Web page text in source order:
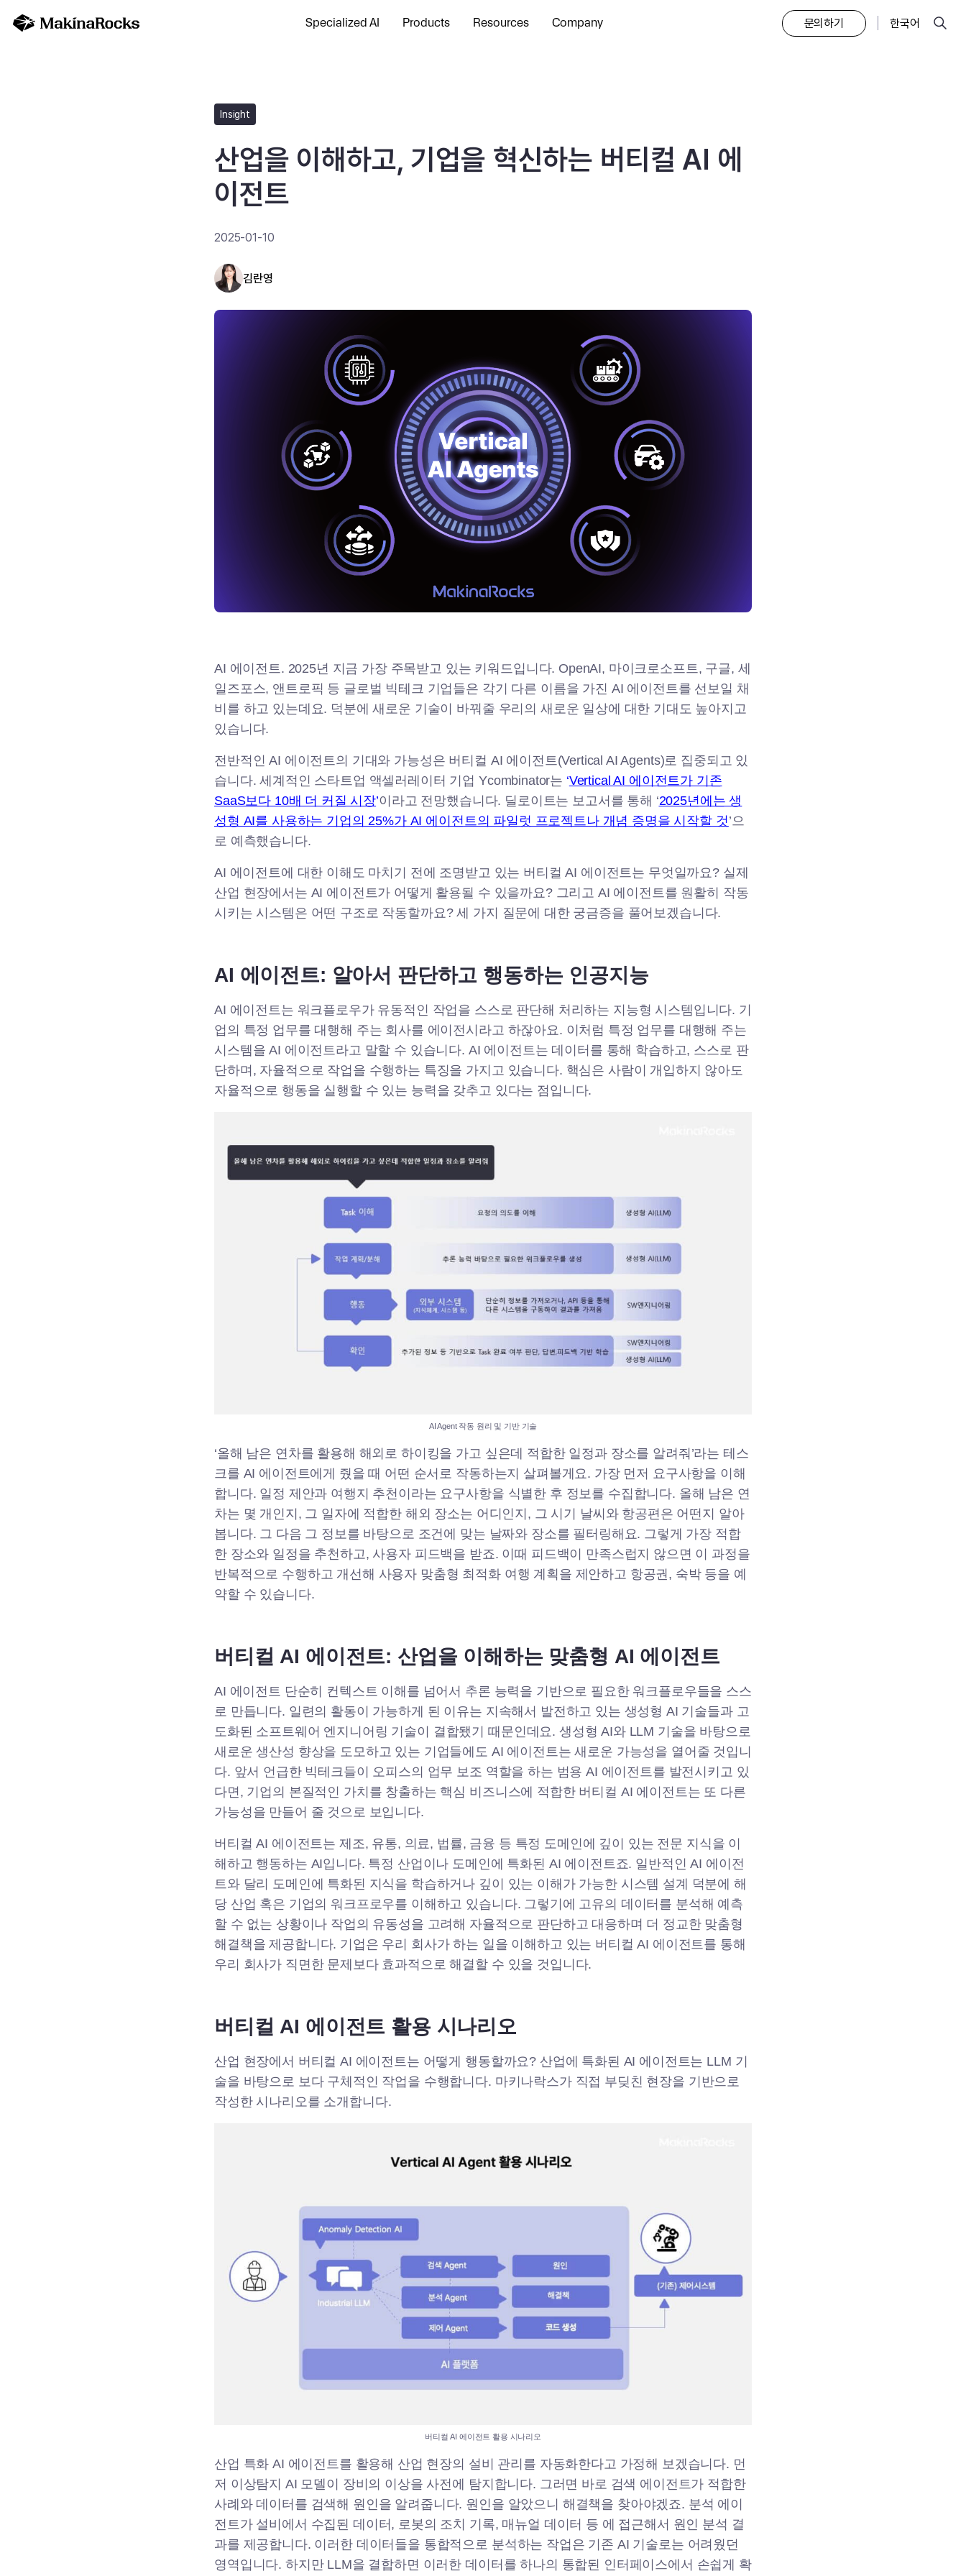
Specialized AI Products Resources Company 문의하기 한국어
검색
Insight
산업을 이해하고, 기업을 혁신하는 버티컬 AI 에
이전트
2025-01-10
김란영
AI 에이전트. 2025년 지금 가장 주목받고 있는 키워드입니다. OpenAI, 마이크로소프트, 구글, 세
일즈포스, 앤트로픽 등 글로벌 빅테크 기업들은 각기 다른 이름을 가진 AI 에이전트를 선보일 채
비를 하고 있는데요. 덕분에 새로운 기술이 바꿔줄 우리의 새로운 일상에 대한 기대도 높아지고
있습니다.
전반적인 AI 에이전트의 기대와 가능성은 버티컬 AI 에이전트(Vertical AI Agents)로 집중되고 있
습니다. 세계적인 스타트업 액셀러레이터 기업 Ycombinator는 ‘Vertical AI 에이전트가 기존
SaaS보다 10배 더 커질 시장’이라고 전망했습니다. 딜로이트는 보고서를 통해 ‘2025년에는 생
성형 AI를 사용하는 기업의 25%가 AI 에이전트의 파일럿 프로젝트나 개념 증명을 시작할 것’으
로 예측했습니다.
AI 에이전트에 대한 이해도 마치기 전에 조명받고 있는 버티컬 AI 에이전트는 무엇일까요? 실제
산업 현장에서는 AI 에이전트가 어떻게 활용될 수 있을까요? 그리고 AI 에이전트를 원활히 작동
시키는 시스템은 어떤 구조로 작동할까요? 세 가지 질문에 대한 궁금증을 풀어보겠습니다.
AI 에이전트: 알아서 판단하고 행동하는 인공지능
AI 에이전트는 워크플로우가 유동적인 작업을 스스로 판단해 처리하는 지능형 시스템입니다. 기
업의 특정 업무를 대행해 주는 회사를 에이전시라고 하잖아요. 이처럼 특정 업무를 대행해 주는
시스템을 AI 에이전트라고 말할 수 있습니다. AI 에이전트는 데이터를 통해 학습하고, 스스로 판
단하며, 자율적으로 작업을 수행하는 특징을 가지고 있습니다. 핵심은 사람이 개입하지 않아도
자율적으로 행동을 실행할 수 있는 능력을 갖추고 있다는 점입니다.
AI Agent 작동 원리 및 기반 기술
‘올해 남은 연차를 활용해 해외로 하이킹을 가고 싶은데 적합한 일정과 장소를 알려줘’라는 테스
크를 AI 에이전트에게 줬을 때 어떤 순서로 작동하는지 살펴볼게요. 가장 먼저 요구사항을 이해
합니다. 일정 제안과 여행지 추천이라는 요구사항을 식별한 후 정보를 수집합니다. 올해 남은 연
차는 몇 개인지, 그 일자에 적합한 해외 장소는 어디인지, 그 시기 날씨와 항공편은 어떤지 알아
봅니다. 그 다음 그 정보를 바탕으로 조건에 맞는 날짜와 장소를 필터링해요. 그렇게 가장 적합
한 장소와 일정을 추천하고, 사용자 피드백을 받죠. 이때 피드백이 만족스럽지 않으면 이 과정을
반복적으로 수행하고 개선해 사용자 맞춤형 최적화 여행 계획을 제안하고 항공권, 숙박 등을 예
약할 수 있습니다.
버티컬 AI 에이전트: 산업을 이해하는 맞춤형 AI 에이전트
AI 에이전트 단순히 컨텍스트 이해를 넘어서 추론 능력을 기반으로 필요한 워크플로우들을 스스
로 만듭니다. 일련의 활동이 가능하게 된 이유는 지속해서 발전하고 있는 생성형 AI 기술들과 고
도화된 소프트웨어 엔지니어링 기술이 결합됐기 때문인데요. 생성형 AI와 LLM 기술을 바탕으로
새로운 생산성 향상을 도모하고 있는 기업들에도 AI 에이전트는 새로운 가능성을 열어줄 것입니
다. 앞서 언급한 빅테크들이 오피스의 업무 보조 역할을 하는 범용 AI 에이전트를 발전시키고 있
다면, 기업의 본질적인 가치를 창출하는 핵심 비즈니스에 적합한 버티컬 AI 에이전트는 또 다른
가능성을 만들어 줄 것으로 보입니다.
버티컬 AI 에이전트는 제조, 유통, 의료, 법률, 금융 등 특정 도메인에 깊이 있는 전문 지식을 이
해하고 행동하는 AI입니다. 특정 산업이나 도메인에 특화된 AI 에이전트죠. 일반적인 AI 에이전
트와 달리 도메인에 특화된 지식을 학습하거나 깊이 있는 이해가 가능한 시스템 설계 덕분에 해
당 산업 혹은 기업의 워크프로우를 이해하고 있습니다. 그렇기에 고유의 데이터를 분석해 예측
할 수 없는 상황이나 작업의 유동성을 고려해 자율적으로 판단하고 대응하며 더 정교한 맞춤형
해결책을 제공합니다. 기업은 우리 회사가 하는 일을 이해하고 있는 버티컬 AI 에이전트를 통해
우리 회사가 직면한 문제보다 효과적으로 해결할 수 있을 것입니다.
버티컬 AI 에이전트 활용 시나리오
산업 현장에서 버티컬 AI 에이전트는 어떻게 행동할까요? 산업에 특화된 AI 에이전트는 LLM 기
술을 바탕으로 보다 구체적인 작업을 수행합니다. 마키나락스가 직접 부딪친 현장을 기반으로
작성한 시나리오를 소개합니다.
버티컬AI 에이전트 활용 시나리오
산업 특화 AI 에이전트를 활용해 산업 현장의 설비 관리를 자동화한다고 가정해 보겠습니다. 먼
저 이상탐지 AI 모델이 장비의 이상을 사전에 탐지합니다. 그러면 바로 검색 에이전트가 적합한
사례와 데이터를 검색해 원인을 알려줍니다. 원인을 알았으니 해결책을 찾아야겠죠. 분석 에이
전트가 설비에서 수집된 데이터, 로봇의 조치 기록, 매뉴얼 데이터 등 에 접근해서 원인 분석 결
과를 제공합니다. 이러한 데이터들을 통합적으로 분석하는 작업은 기존 AI 기술로는 어려웠던
영역입니다. 하지만 LLM을 결합하면 이러한 데이터를 하나의 통합된 인터페이스에서 손쉽게 확